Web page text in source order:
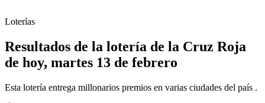
Loterías
Resultados de la lotería de la Cruz Roja
de hoy, martes 13 de febrero
Esta lotería entrega millonarios premios en varias ciudades del país .